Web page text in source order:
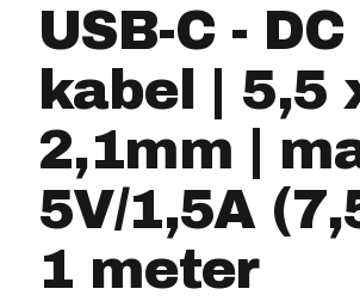
USB-C -
kabel | 5,5
2,1mm |
5V/1,5A
1 meter